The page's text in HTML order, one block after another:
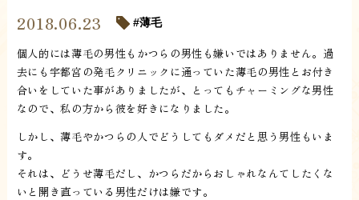
2018.06.23 薄毛
個人的には薄毛の男性もかつらの男性も嫌いではありません。過
去にも宇都宮の発毛クリニックに通っていた薄毛の男性とお付き
合いをしていた事がありましたが、とってもチャーミングな男性
なので、私の方から彼を好きになりました。
しかし、薄毛やかつらの人でどうしてもダメだと思う男性もいま
す。
それは、どうせ薄毛だし、かつらだからおしゃれなんてしたくな
いと開き直っている男性だけは嫌です。